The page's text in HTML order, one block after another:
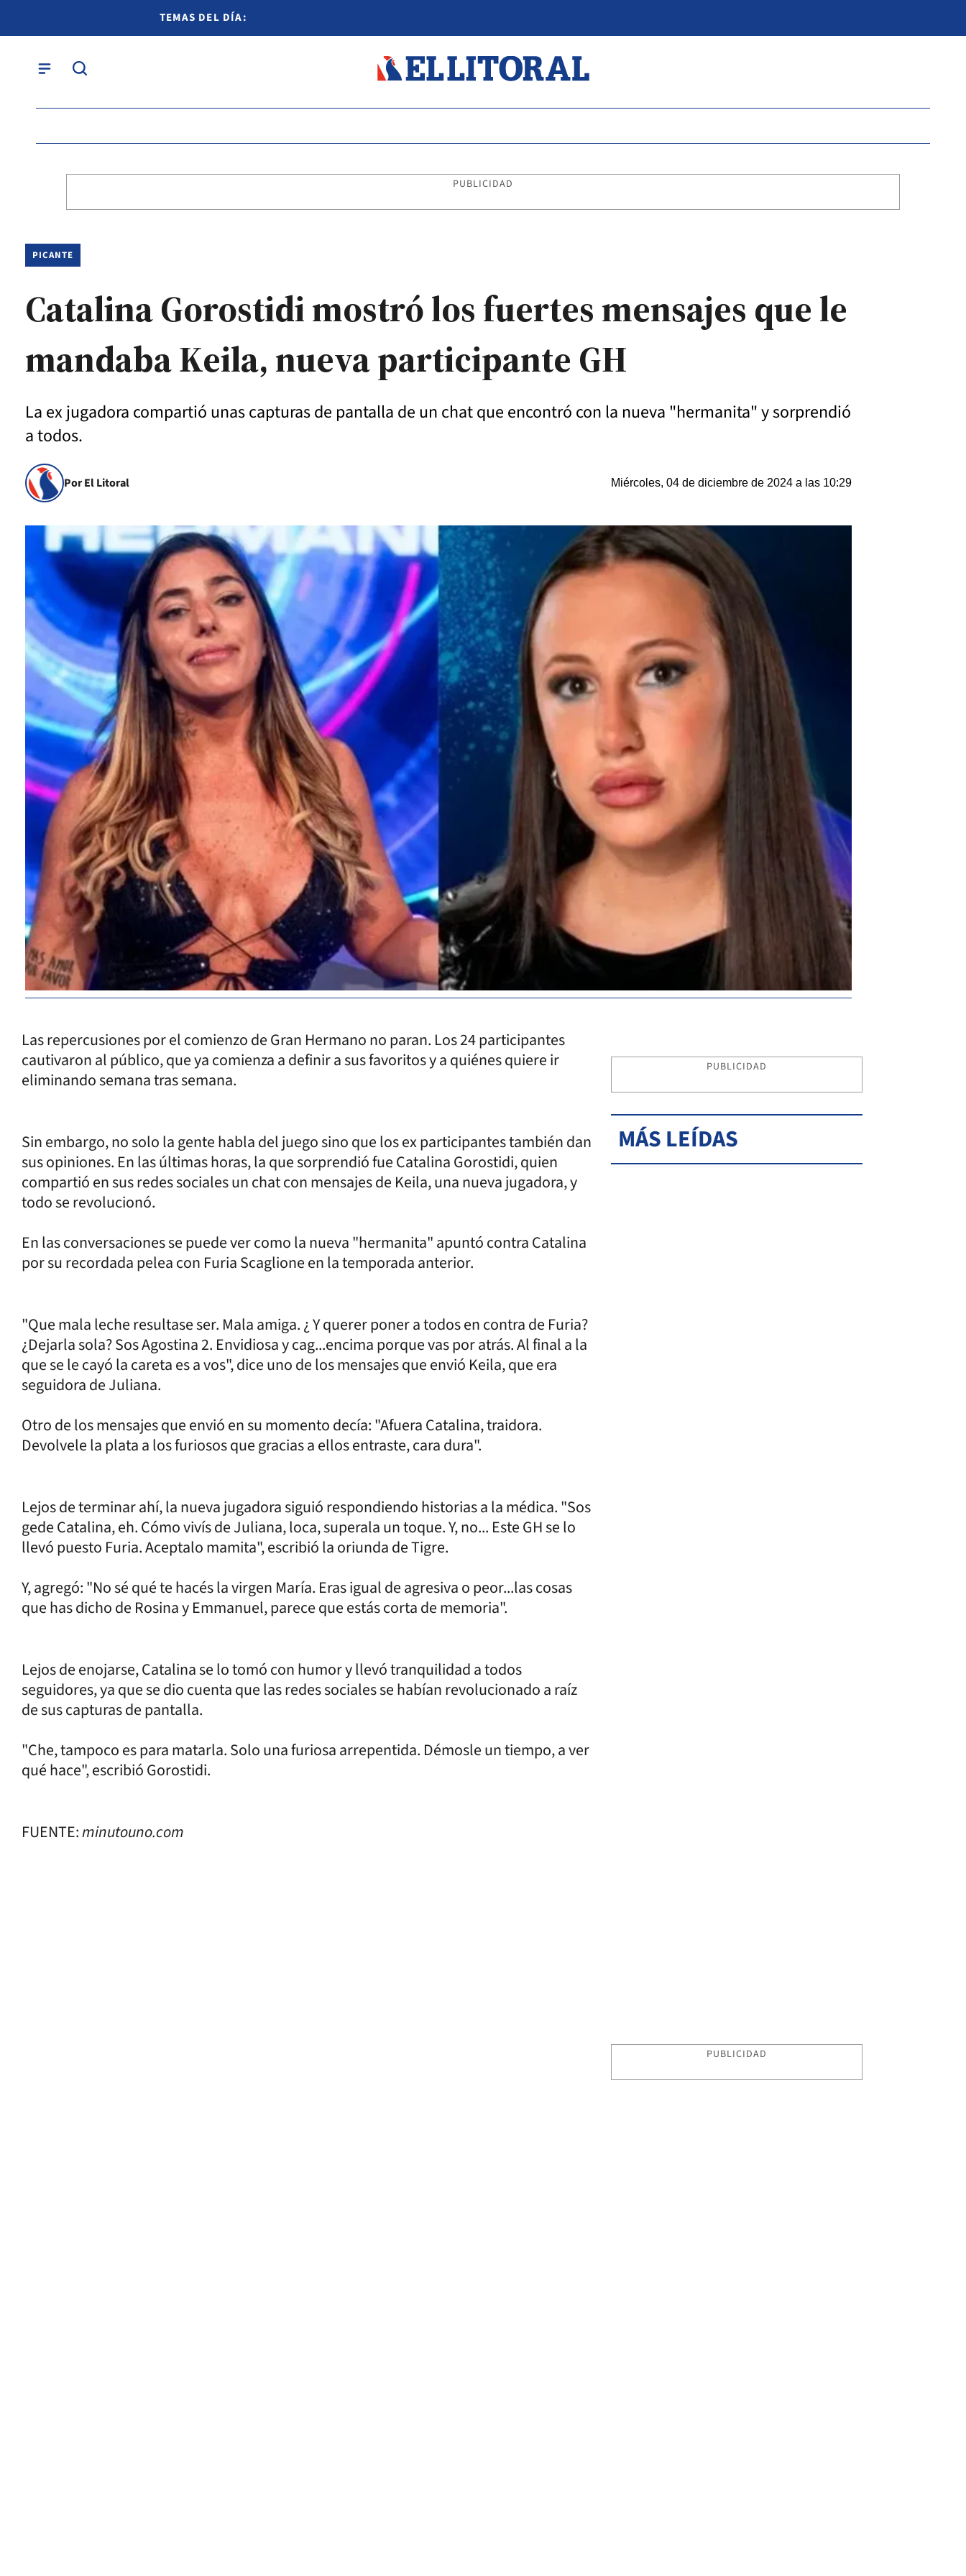
TEMAS DEL DÍA:
PUBLICIDAD
PICANTE
Catalina Gorostidi mostró los fuertes mensajes que le
mandaba Keila, nueva participante GH
La ex jugadora compartió unas capturas de pantalla de un chat que encontró con la nueva "hermanita" y sorprendió
a todos.
Por El Litoral Miércoles, 04 de diciembre de 2024 a las 10:29
Las repercusiones por el comienzo de Gran Hermano no paran. Los 24 participantes
cautivaron al público, que ya comienza a definir a sus favoritos y a quiénes quiere ir
eliminando semana tras semana.
Sin embargo, no solo la gente habla del juego sino que los ex participantes también dan
sus opiniones. En las últimas horas, la que sorprendió fue Catalina Gorostidi, quien
compartió en sus redes sociales un chat con mensajes de Keila, una nueva jugadora, y
todo se revolucionó.
En las conversaciones se puede ver como la nueva "hermanita" apuntó contra Catalina
por su recordada pelea con Furia Scaglione en la temporada anterior.
"Que mala leche resultase ser. Mala amiga. ¿ Y querer poner a todos en contra de Furia?
¿Dejarla sola? Sos Agostina 2. Envidiosa y cag...encima porque vas por atrás. Al final a la
que se le cayó la careta es a vos", dice uno de los mensajes que envió Keila, que era
seguidora de Juliana.
Otro de los mensajes que envió en su momento decía: "Afuera Catalina, traidora.
Devolvele la plata a los furiosos que gracias a ellos entraste, cara dura".
Lejos de terminar ahí, la nueva jugadora siguió respondiendo historias a la médica. "Sos
gede Catalina, eh. Cómo vivís de Juliana, loca, superala un toque. Y, no... Este GH se lo
llevó puesto Furia. Aceptalo mamita", escribió la oriunda de Tigre.
Y, agregó: "No sé qué te hacés la virgen María. Eras igual de agresiva o peor...las cosas
que has dicho de Rosina y Emmanuel, parece que estás corta de memoria".
Lejos de enojarse, Catalina se lo tomó con humor y llevó tranquilidad a todos
seguidores, ya que se dio cuenta que las redes sociales se habían revolucionado a raíz
de sus capturas de pantalla.
"Che, tampoco es para matarla. Solo una furiosa arrepentida. Démosle un tiempo, a ver
qué hace", escribió Gorostidi.
FUENTE:minutouno.com
PUBLICIDAD
MÁS LEÍDAS
PUBLICIDAD